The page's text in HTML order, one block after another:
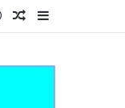
Log InRandom Article
Sidebar